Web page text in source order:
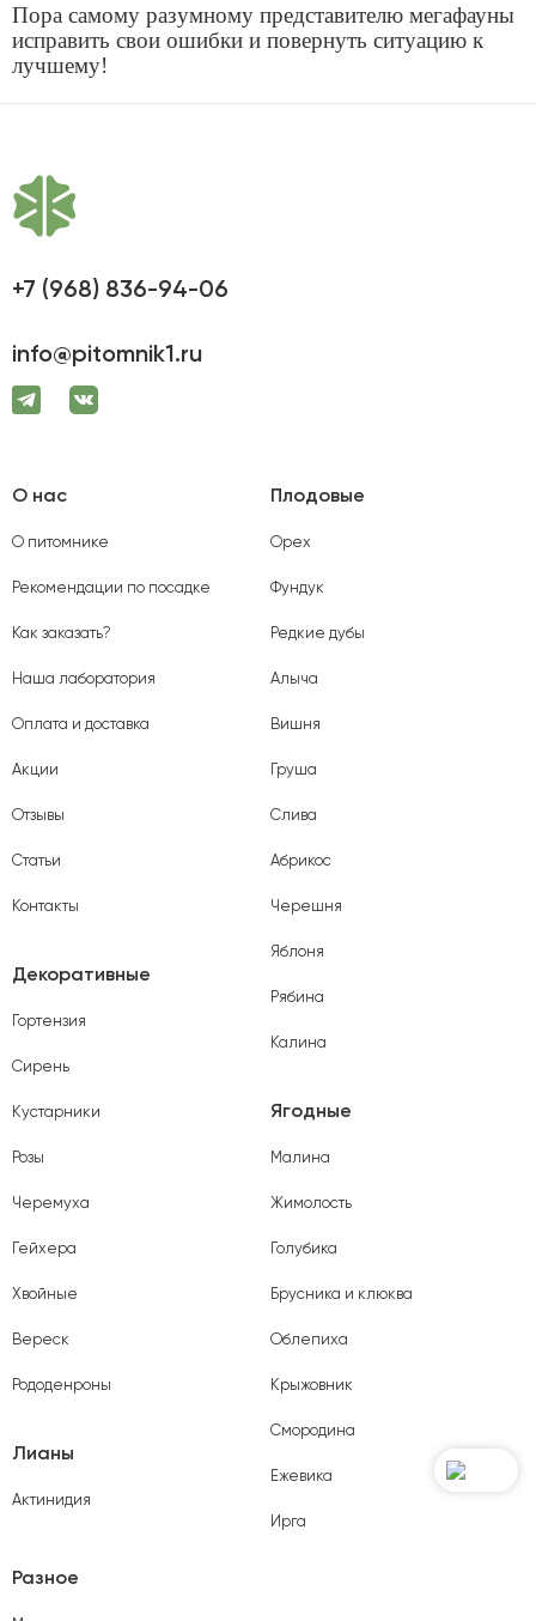
Пора самому разумному представителю мегафауны
исправить свои ошибки и повернуть ситуацию к
лучшему!
+7 (968) 836-94-06
info@pitomnik1.ru
О нас
О питомнике
Рекомендации по посадке
Как заказать?
Наша лаборатория
Оплата и доставка
Акции
Отзывы
Статьи
Контакты
Плодовые
Орех
Фундук
Редкие дубы
Алыча
Вишня
Груша
Слива
Абрикос
Черешня
Яблоня
Рябина
Калина
Декоративные
Гортензия
Сирень
Кустарники
Розы
Черемуха
Гейхера
Хвойные
Вереск
Рододенроны
Ягодные
Малина
Жимолость
Голубика
Брусника и клюква
Облепиха
Крыжовник
Смородина
Ежевика
Ирга
Лианы
Актинидия
Разное